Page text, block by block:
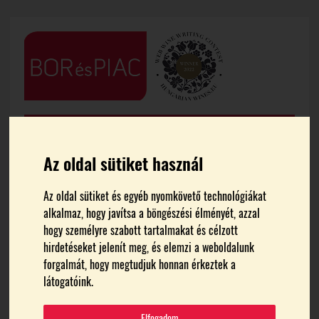
Az oldal sütiket használ
Az oldal sütiket és egyéb nyomkövető technológiákat
alkalmaz, hogy javítsa a böngészési élményét, azzal
hogy személyre szabott tartalmakat és célzott
hirdetéseket jelenít meg, és elemzi a weboldalunk
forgalmát, hogy megtudjuk honnan érkeztek a
látogatóink.
FŐOLDAL HÍREK
Kedvezőbbek a
mezőgazdasági